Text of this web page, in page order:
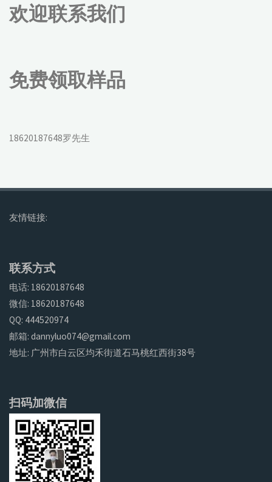
欢迎联系我们
免费领取样品
18620187648罗先生
友情链接:
联系方式
电话: 18620187648
微信: 18620187648
QQ: 444520974
邮箱: dannyluo074@gmail.com
地址: 广州市白云区均禾街道石马桃红西街38号
扫码加微信